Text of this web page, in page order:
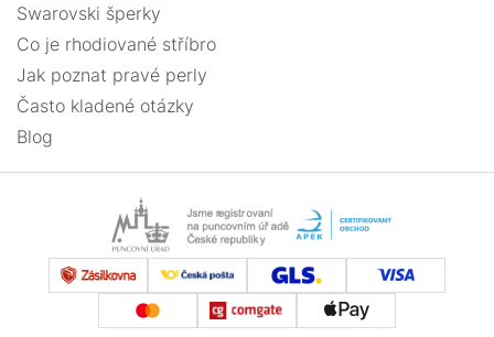
Swarovski šperky
Co je rhodiované stříbro
Jak poznat pravé perly
Často kladené otázky
Blog